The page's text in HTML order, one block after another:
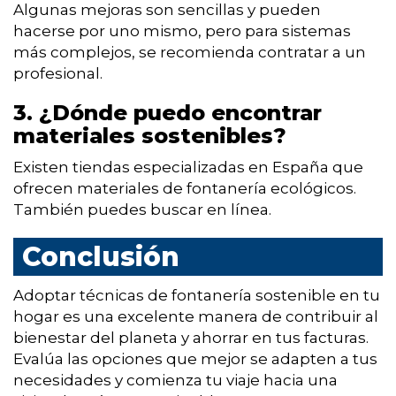
Algunas mejoras son sencillas y pueden
hacerse por uno mismo, pero para sistemas
más complejos, se recomienda contratar a un
profesional.
3. ¿Dónde puedo encontrar
materiales sostenibles?
Existen tiendas especializadas en España que
ofrecen materiales de fontanería ecológicos.
También puedes buscar en línea.
Conclusión
Adoptar técnicas de fontanería sostenible en tu
hogar es una excelente manera de contribuir al
bienestar del planeta y ahorrar en tus facturas.
Evalúa las opciones que mejor se adapten a tus
necesidades y comienza tu viaje hacia una